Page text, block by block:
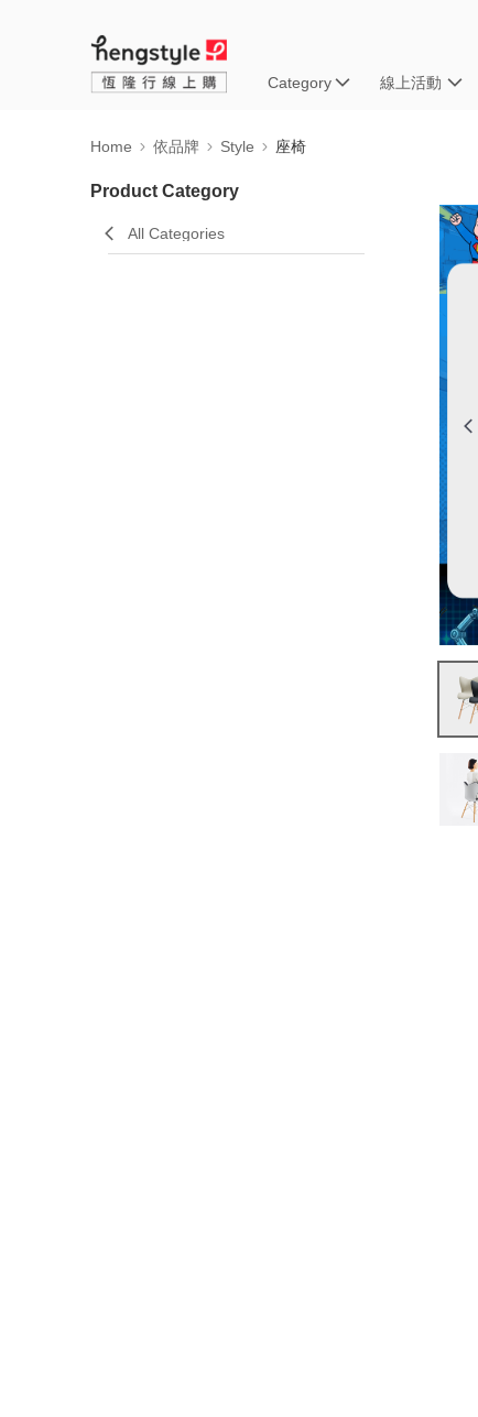
Category 線上活動
Home 依品牌 Style 座椅
Product Category
All Categories